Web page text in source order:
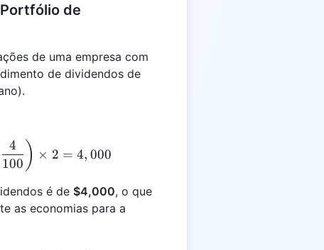
de
de uma empresa com
de dividendos de
= 500 \times 100 \times \left(\frac{4}{100}\right)
100
4 ) × 2 = 4, 000
é de $4,000, o que
as economias para a